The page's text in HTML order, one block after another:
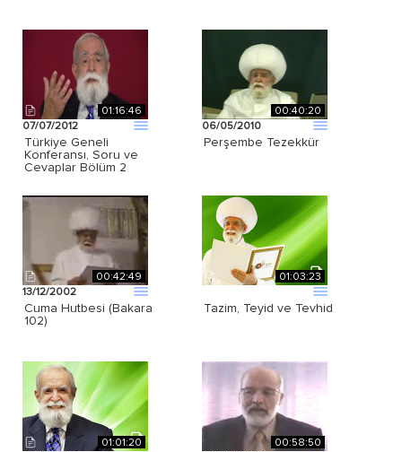
01:16:46
07/07/2012
Türkiye Geneli
Konferansı, Soru ve
Cevaplar Bölüm 2
00:40:20
06/05/2010
Perşembe Tezekkür
00:42:49
13/12/2002
Cuma Hutbesi (Bakara
102)
01:03:23
Tazim, Teyid ve Tevhid
01:01:20
00:58:50